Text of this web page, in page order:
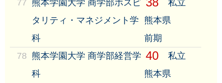
77 熊本学園大学 商学部ホスピ
タリティ・マネジメント学
科
私立
熊本県
前期
78 熊本学園大学 商学部経営学
科
40
私立
熊本県